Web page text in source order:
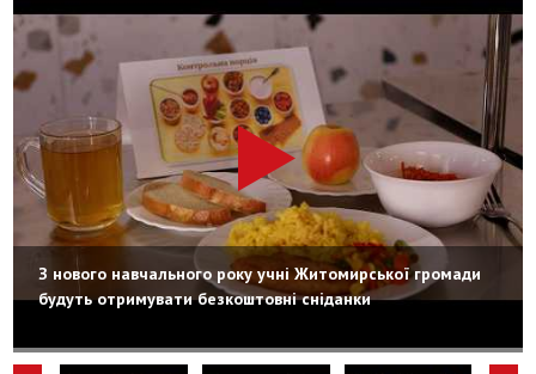
З нового навчального року учні Житомирської громади
будуть отримувати безкоштовні сніданки